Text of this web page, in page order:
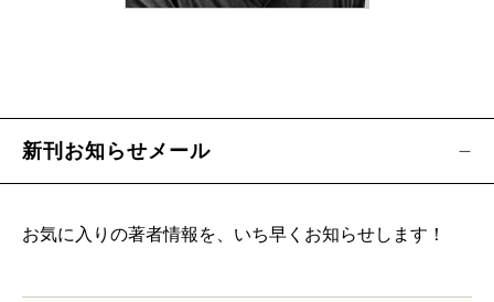
新刊お知らせメール
お気に入りの著者情報を、いち早くお知らせします！